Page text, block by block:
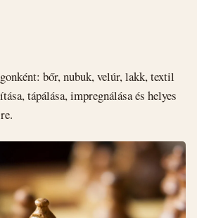
bőr, nubuk, velúr, lakk, textil
tápálása, impregnálása és helyes